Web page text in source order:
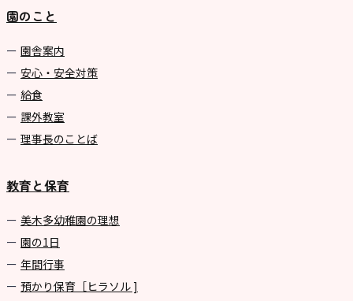
園のこと
園舎案内
安心・安全対策
給食
課外教室
理事長のことば
教育と保育
美⽊多幼稚園の理想
園の1⽇
年間⾏事
預かり保育［ヒラソル ]